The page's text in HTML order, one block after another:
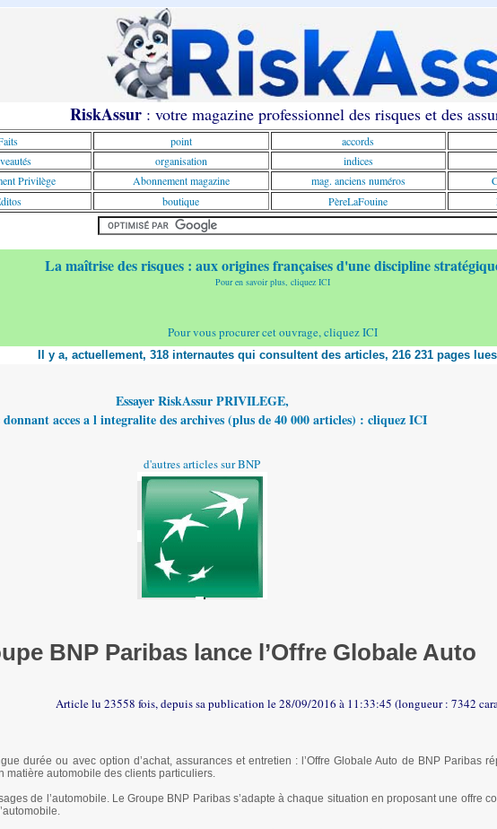
RiskAssur: votre magazine professionnel des risques et des
point accords
organisation indices
Privilège
Abonnement magazine mag. anciens numéros
boutique PèreLaFouine
La maîtrise des risques : aux origines françaises d'une discipline
Pour en savoir plus, cliquez ICI
Pour vous procurer cet ouvrage, cliquez ICI
Il y a, actuellement, 318 internautes qui consultent des articles, 216 231 pages
Essayer RiskAssur PRIVILEGE,
donnant acces a l integralite des archives (plus de 40 000 articles) : cliquez ICI
d'autres articles sur BNP
BNP Paribas lance l’Offre Globale Auto
Article lu 23558 fois, depuis sa publication le 28/09/2016 à 11:33:45 (longueur : 7342
durée ou avec option d’achat, assurances et entretien : l’Offre Globale Auto de BNP Paribas
matière automobile des clients particuliers.
de l’automobile. Le Groupe BNP Paribas s’adapte à chaque situation en proposant une offre